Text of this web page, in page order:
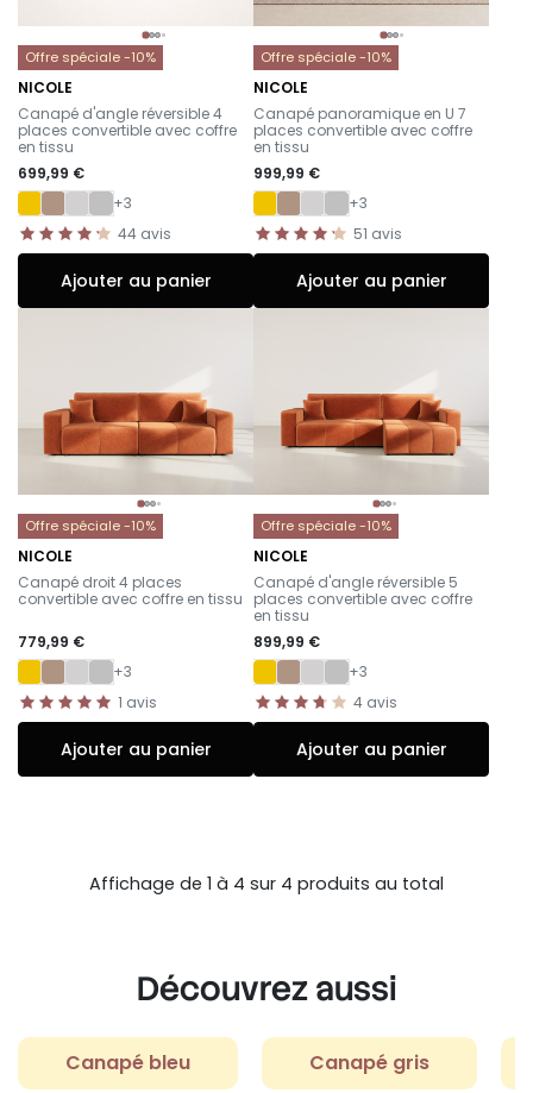
Offre spéciale -10%
NICOLE
-
Canapé d'angle réversible 4
places convertible avec coffre
en tissu
699,99 €
+3
44 avis
Ajouter au panier
Offre spéciale -10%
NICOLE
-
Canapé panoramique en U 7
places convertible avec coffre
en tissu
999,99 €
+3
51 avis
Ajouter au panier
Offre spéciale -10%
NICOLE
-
Canapé droit 4 places
convertible avec coffre en tissu
779,99 €
+3
1 avis
Ajouter au panier
Offre spéciale -10%
NICOLE
-
Canapé d'angle réversible 5
places convertible avec coffre
en tissu
899,99 €
+3
4 avis
Ajouter au panier
Affichage de 1 à 4 sur 4 produits au total
Découvrez aussi
Canapé bleu Canapé gris